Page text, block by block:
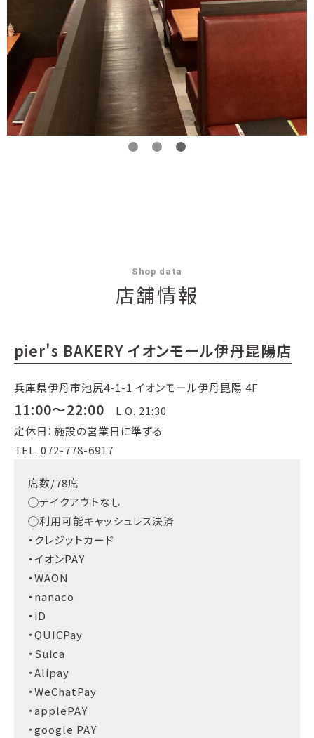
Shop data
店舗情報
pier's BAKERY イオンモール伊丹昆陽店
兵庫県伊丹市池尻4-1-1 イオンモール伊丹昆陽 4F
11:00～22:00 L.O. 21:30
定休日：施設の営業日に準ずる
TEL. 072-778-6917
席数/78席
◯テイクアウトなし
◯利用可能キャッシュレス決済
・クレジットカード
・イオンPAY
・WAON
・nanaco
・iD
・QUICPay
・Suica
・Alipay
・WeChatPay
・applePAY
・google PAY